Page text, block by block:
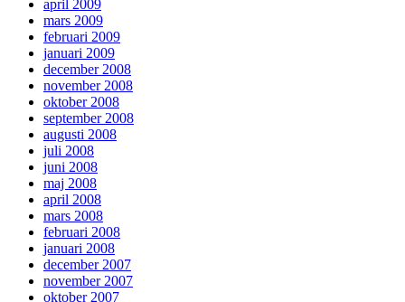
april 2009
mars 2009
februari 2009
januari 2009
december 2008
november 2008
oktober 2008
september 2008
augusti 2008
juli 2008
juni 2008
maj 2008
april 2008
mars 2008
februari 2008
januari 2008
december 2007
november 2007
oktober 2007